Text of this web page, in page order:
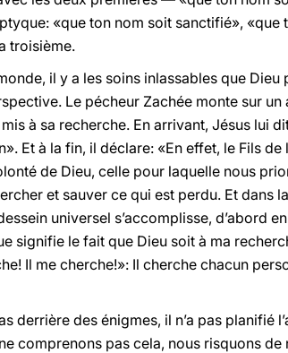
«que ton nom soit sanctifié»,
troisième.
il y a les soins inlassables que
Le pécheur Zachée monte sur
à sa recherche. En arrivant, Jésus lui
Et à la fin, il déclare: «En effet, le Fils
de Dieu, celle pour laquelle nous
et sauver ce qui est perdu. Et dans
universel s’accomplisse, d’abord
signifie le fait que Dieu soit à ma
Il me cherche!»: Il cherche chacun
derrière des énigmes, il n’a pas planifié
comprenons pas cela, nous risquons